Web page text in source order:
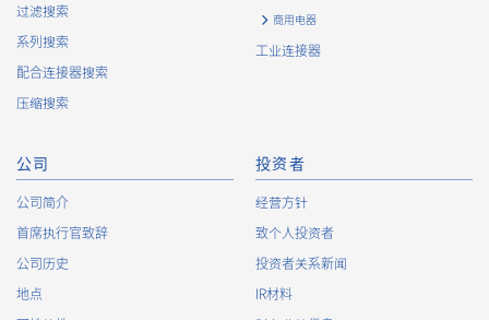
2. Purposes of Use of Personal Information
The purposes of use of personal information acquired by the
following purposes of use to the extent which is deemed
shall notify or publicly announce the changed purposes of use
to the relevant person of the Customers, etc.
To provide campaigns and events for the Customers, etc.
过滤搜索
系列搜索
配合连接器搜索
压缩搜索
商用电器
工业连接器
公司
公司简介
首席执行官致辞
公司历史
地点
投资者
经营方针
致个人投资者
投资者关系新闻
IR材料